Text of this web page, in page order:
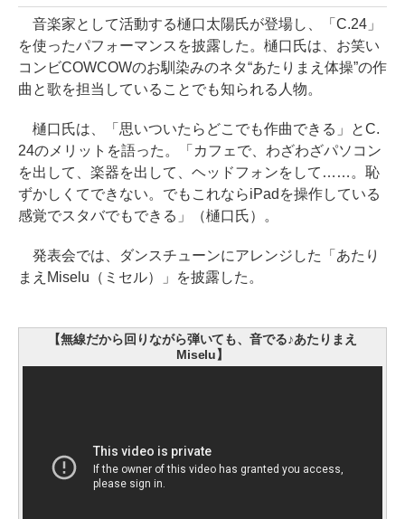
音楽家として活動する樋口太陽氏が登場し、「C.24」
を使ったパフォーマンスを披露した。樋口氏は、お笑い
コンビCOWCOWのお馴染みのネタ“あたりまえ体操”の作
曲と歌を担当していることでも知られる人物。
樋口氏は、「思いついたらどこでも作曲できる」とC.
24のメリットを語った。「カフェで、わざわざパソコン
を出して、楽器を出して、ヘッドフォンをして……。恥
ずかしくてできない。でもこれならiPadを操作している
感覚でスタバでもできる」（樋口氏）。
発表会では、ダンスチューンにアレンジした「あたり
まえMiselu（ミセル）」を披露した。
【無線だから回りながら弾いても、音でる♪あたりまえ
Miselu】